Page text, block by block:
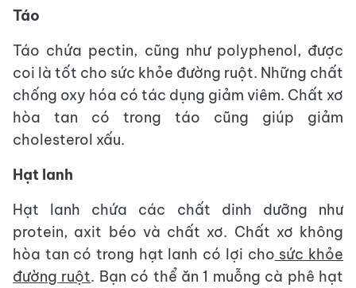
Táo
Táo chứa pectin, cũng như polyphenol, được
coi là tốt cho sức khỏe đường ruột. Những chất
chống oxy hóa có tác dụng giảm viêm. Chất xơ
hòa tan có trong táo cũng giúp giảm
cholesterol xấu.
Hạt lanh
Hạt lanh chứa các chất dinh dưỡng như
protein, axit béo và chất xơ. Chất xơ không
hòa tan có trong hạt lanh có lợi cho sức khỏe
đường ruột. Bạn có thể ăn 1 muỗng cà phê hạt